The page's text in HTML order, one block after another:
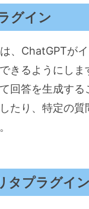
グイン
、ChatGPTが
きるようにし
回答を生成す
たり、特定の
タプラグイ